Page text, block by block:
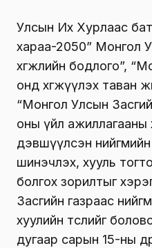
Улсын Их Хурлаас
хараа-2050” Монгол
хөгжлийн бодлого”,
онд хөгжүүлэх таван
“Монгол Улсын
оны үйл ажиллагааны
дэвшүүлсэн
шинэчлэх, хууль
болгох зорилтыг
Засгийн газраас
хуулийн төслийг
дугаар сарын 15-ны